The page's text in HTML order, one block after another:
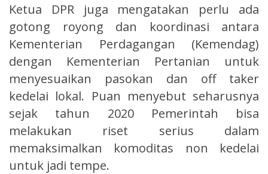
Ketua DPR juga mengatakan perlu ada
gotong royong dan koordinasi antara
Kementerian Perdagangan (Kemendag)
dengan Kementerian Pertanian untuk
menyesuaikan pasokan dan off taker
kedelai lokal. Puan menyebut seharusnya
sejak tahun 2020 Pemerintah bisa
melakukan riset serius dalam
memaksimalkan komoditas non kedelai
untuk jadi tempe.